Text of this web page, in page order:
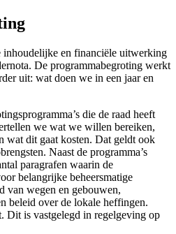
inhoudelijke en financiële uitwerking
De programmabegroting werkt
uit: wat doen we in een jaar en
die de raad heeft
we wat we willen bereiken,
wat dit gaat kosten. Dat geldt ook
Naast de programma’s
paragrafen waarin de
belangrijke beheersmatige
van wegen en gebouwen,
beleid over de lokale heffingen.
Dit is vastgelegd in regelgeving op